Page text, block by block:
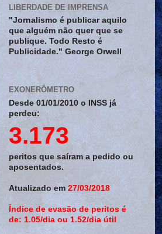
LIBERDADE DE IMPRENSA
"Jornalismo é publicar aquilo
que alguém não quer que se
publique. Todo Resto é
Publicidade." George Orwell
EXONERÔMETRO
Desde 01/01/2010 o INSS já
perdeu:
3.173
peritos que saíram a pedido ou
aposentados.
Atualizado em 27/03/2018
Índice de evasão de peritos é
de: 1.05/dia ou 1.52/dia útil